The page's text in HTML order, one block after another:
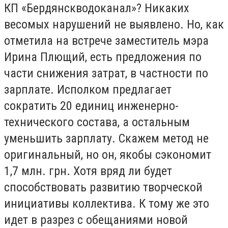
КП «Бердянскводоканал»? Никаких
весомых нарушений не выявлено. Но, как
отметила на встрече заместитель мэра
Ирина Плющий, есть предложения по
части снижения затрат, в частности по
зарплате. Исполком предлагает
сократить 20 единиц инженерно-
технического состава, а остальным
уменьшить зарплату. Скажем метод не
оригинальный, но он, якобы сэкономит
1,7 млн. грн. Хотя вряд ли будет
способствовать развитию творческой
инициативы коллектива. К тому же это
идет в разрез с обещаниями новой